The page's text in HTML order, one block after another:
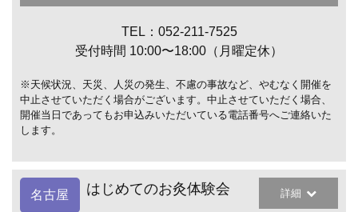
TEL：052-211-7525
受付時間 10:00〜18:00（月曜定休）
※天候状況、天災、人災の発生、不慮の事故など、やむなく開催を
中止させていただく場合がございます。中止させていただく場合、
開催当日であってもお申込みいただいている電話番号へご連絡いた
します。
名古屋 はじめてのお灸体験会 詳細